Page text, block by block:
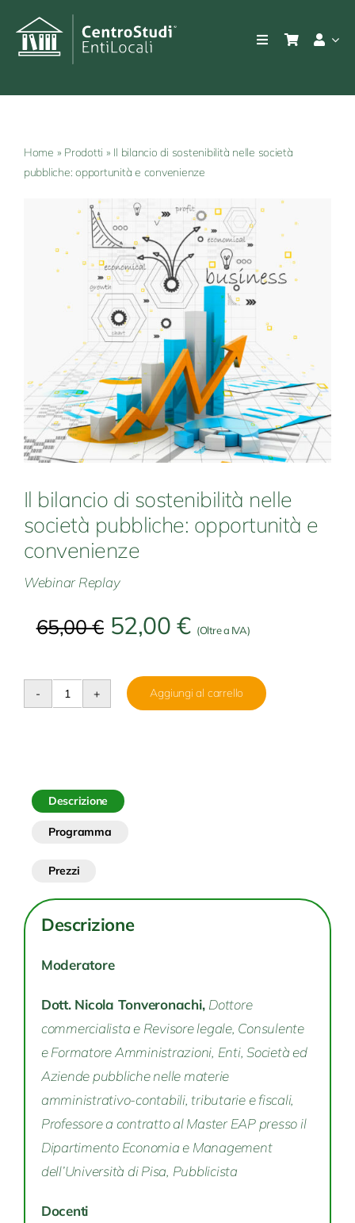
contenuto
Toggle
Notizie e bandi
Home » Prodotti » Il bilancio di sostenibilità nelle società
pubbliche: opportunità e convenienze
Il bilancio di sostenibilità nelle
società pubbliche: opportunità e
convenienze
Webinar Replay
65,00€ 52,00 € (Oltre a IVA)
Il
nelle
opportunità
e
convenienze
Aggiungi al carrello
Descrizione
Programma
Prezzi
Descrizione
Moderatore
Dott. Nicola Tonveronachi, Dottore
commercialista e Revisore legale, Consulente
e Formatore Amministrazioni, Enti, Società ed
Aziende pubbliche nelle materie
amministrativo-contabili, tributarie e fiscali,
Professore a contratto al Master EAP presso il
Dipartimento Economia e Management
dell’Università di Pisa, Pubblicista
Docenti